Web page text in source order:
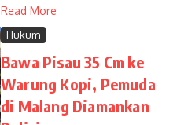
Read More
Hukum
Bawa Pisau 35 Cm ke
Warung Kopi, Pemuda
di Malang Diamankan